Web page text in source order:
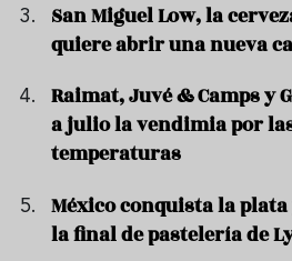
San Miguel Low, la
quiere abrir una nueva
Raimat, Juvé & Camps y
a julio la vendimia por
temperaturas
México conquista la
la final de pastelería de